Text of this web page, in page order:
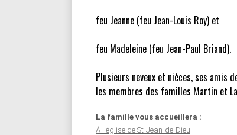
feu Jeanne (feu Jean-Louis Roy) et
feu Madeleine (feu Jean-Paul Briand).
Plusieurs neveux et nièces, ses amis
les membres des familles Martin et
La famille vous accueillera :
À l'église de St-Jean-de-Dieu